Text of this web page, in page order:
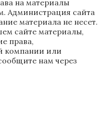
на материалы
Администрация сайта
материала не несет.
сайте материалы,
права,
компании или
нам через